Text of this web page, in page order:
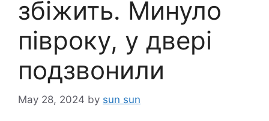
збіжить. Минуло
півроку, у двері
подзвонили
May 28, 2024 by sun sun